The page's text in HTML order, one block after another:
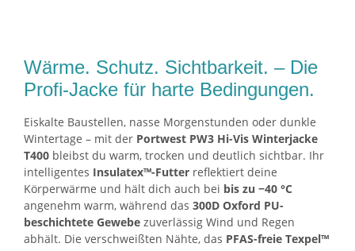
Wärme. Schutz. Sichtbarkeit. – Die
Profi-Jacke für harte Bedingungen.
Eiskalte Baustellen, nasse Morgenstunden oder dunkle
Wintertage – mit der Portwest PW3 Hi-Vis Winterjacke
T400 bleibst du warm, trocken und deutlich sichtbar. Ihr
intelligentes Insulatex™-Futter reflektiert deine
Körperwärme und hält dich auch bei bis zu −40 °C
angenehm warm, während das 300D Oxford PU-
beschichtete Gewebe zuverlässig Wind und Regen
abhält. Die verschweißten Nähte, das PFAS-freie Texpel™